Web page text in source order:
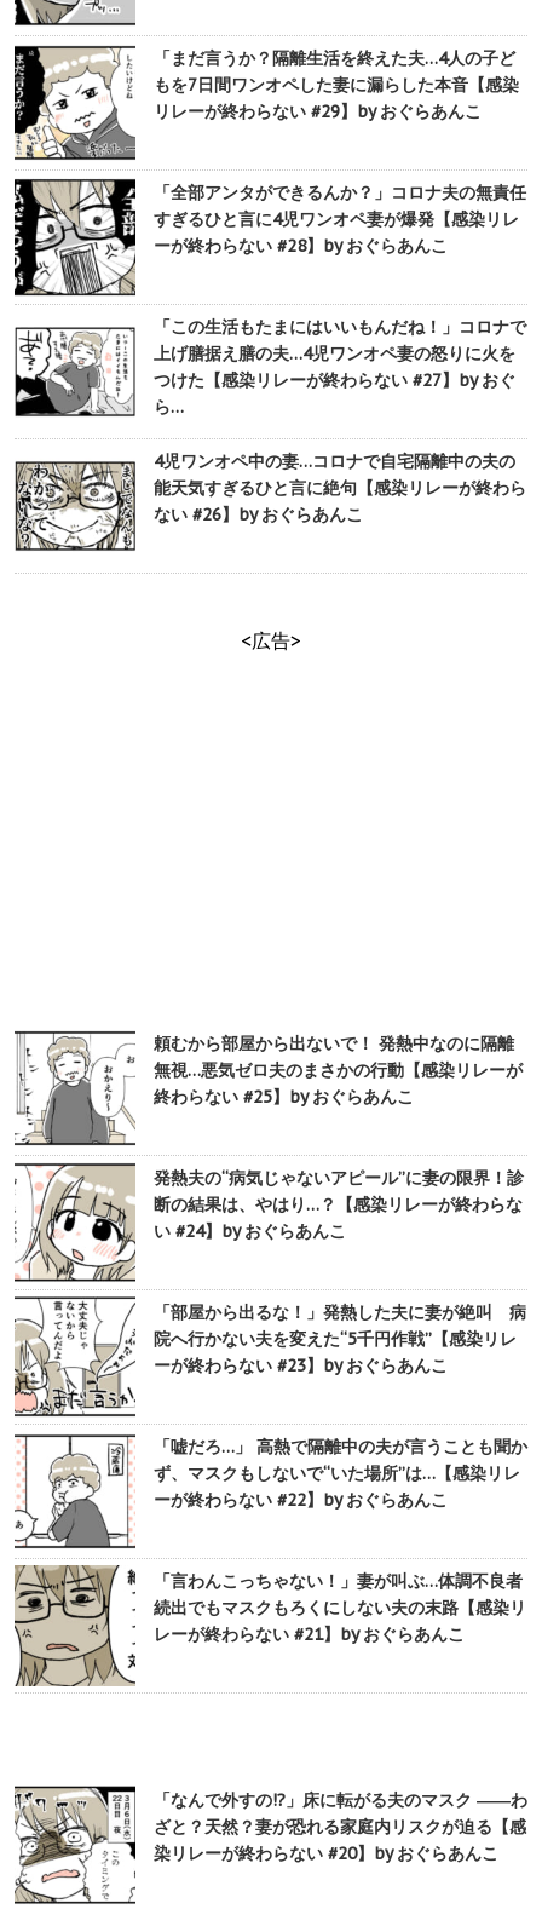
「まだ言うか？隔離生活を終えた夫…4人の子ど
もを7日間ワンオペした妻に漏らした本音【感染
リレーが終わらない #29】by おぐらあんこ
「全部アンタができるんか？」コロナ夫の無責任
すぎるひと言に4児ワンオペ妻が爆発【感染リレ
ーが終わらない #28】by おぐらあんこ
「この生活もたまにはいいもんだね！」コロナで
上げ膳据え膳の夫…4児ワンオペ妻の怒りに火を
つけた【感染リレーが終わらない #27】by おぐ
ら…
4児ワンオペ中の妻…コロナで自宅隔離中の夫の
能天気すぎるひと言に絶句【感染リレーが終わら
ない #26】by おぐらあんこ
<広告>
頼むから部屋から出ないで！ 発熱中なのに隔離
無視…悪気ゼロ夫のまさかの行動【感染リレーが
終わらない #25】by おぐらあんこ
発熱夫の“病気じゃないアピール”に妻の限界！診
断の結果は、やはり…？【感染リレーが終わらな
い #24】by おぐらあんこ
「部屋から出るな！」発熱した夫に妻が絶叫 病
院へ行かない夫を変えた“5千円作戦”【感染リレ
ーが終わらない #23】by おぐらあんこ
「嘘だろ…」 高熱で隔離中の夫が言うことも聞か
ず、マスクもしないで“いた場所”は…【感染リレ
ーが終わらない #22】by おぐらあんこ
「言わんこっちゃない！」妻が叫ぶ…体調不良者
続出でもマスクもろくにしない夫の末路【感染リ
レーが終わらない #21】by おぐらあんこ
「なんで外すの!?」床に転がる夫のマスク ――わ
ざと？天然？妻が恐れる家庭内リスクが迫る【感
染リレーが終わらない #20】by おぐらあんこ